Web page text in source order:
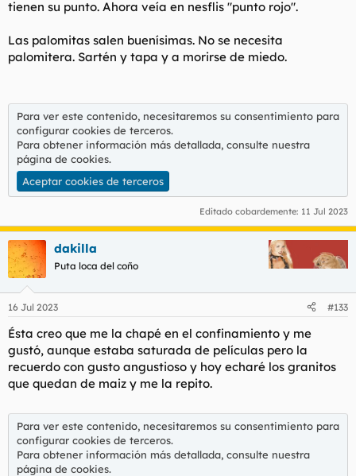
tienen su punto. Ahora veía en nesflis "punto rojo".
Las palomitas salen buenísimas. No se necesita
palomitera. Sartén y tapa y a morirse de miedo.
Para ver este contenido, necesitaremos su consentimiento para
configurar cookies de terceros.
Para obtener información más detallada, consulte nuestra
página de cookies.
Aceptar cookies de terceros
Editado cobardemente: 11 Jul 2023
dakilla
Puta loca del coño
16 Jul 2023 #133
Ésta creo que me la chapé en el confinamiento y me
gustó, aunque estaba saturada de películas pero la
recuerdo con gusto angustioso y hoy echaré los granitos
que quedan de maiz y me la repito.
Para ver este contenido, necesitaremos su consentimiento para
configurar cookies de terceros.
Para obtener información más detallada, consulte nuestra
página de cookies.